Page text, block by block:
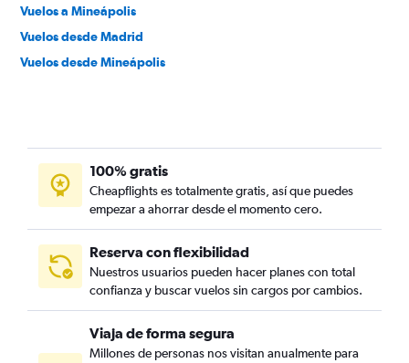
Vuelos a Mineápolis
Vuelos desde Madrid
Vuelos desde Mineápolis
100% gratis
Cheapflights es totalmente gratis, así que puedes
empezar a ahorrar desde el momento cero.
Reserva con flexibilidad
Nuestros usuarios pueden hacer planes con total
confianza y buscar vuelos sin cargos por cambios.
Viaja de forma segura
Millones de personas nos visitan anualmente para